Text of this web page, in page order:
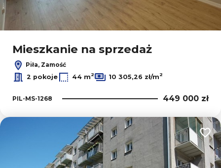
Mieszkanie na sprzedaż
Piła, Zamość
2 pokoje
44 m2 10 305,26 zł/m2
PIL-MS-1268 449 000 zł